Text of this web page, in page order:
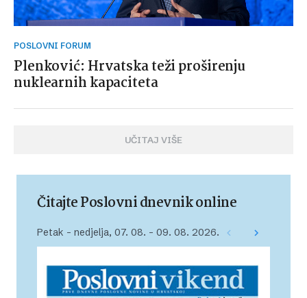
POSLOVNI FORUM
Plenković: Hrvatska teži proširenju
nuklearnih kapaciteta
UČITAJ VIŠE
Čitajte Poslovni dnevnik online
Petak – nedjelja, 07. 08. – 09. 08. 2026.